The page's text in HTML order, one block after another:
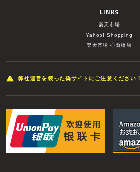
LINKS
楽天市場
Yahoo! Shopping
楽天市場 心斎橋店
弊社運営を装った偽サイトにご注意ください！